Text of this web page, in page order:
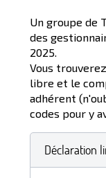
Un groupe de
des
2025.
Vous
libre et le
adhérent
codes pour y
Déclaration